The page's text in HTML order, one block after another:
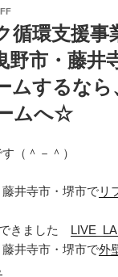
循環支援
野市・藤井
するなら
ムへ☆
（＾－＾）
井寺市・堺市でリ
きました
井寺市・堺市で外